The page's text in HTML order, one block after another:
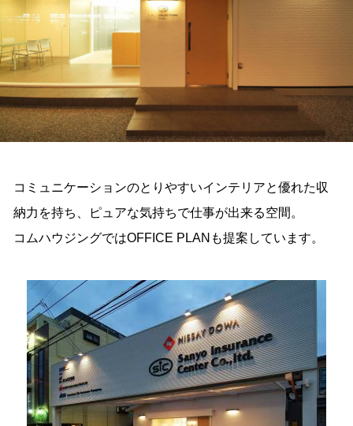
コミュニケーションのとりやすいインテリアと優れた収
納力を持ち、ピュアな気持ちで仕事が出来る空間。
コムハウジングではOFFICE PLANも提案しています。